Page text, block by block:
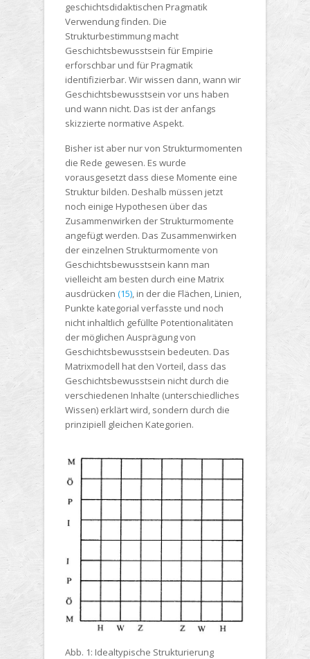
geschichtsdidaktischen Pragmatik
Verwendung finden. Die
Strukturbestimmung macht
Geschichtsbewusstsein für Empirie
erforschbar und für Pragmatik
identifizierbar. Wir wissen dann, wann wir
Geschichtsbewusstsein vor uns haben
und wann nicht. Das ist der anfangs
skizzierte normative Aspekt.
Bisher ist aber nur von Strukturmomenten
die Rede gewesen. Es wurde
vorausgesetzt dass diese Momente eine
Struktur bilden. Deshalb müssen jetzt
noch einige Hypothesen über das
Zusammenwirken der Strukturmomente
angefügt werden. Das Zusammenwirken
der einzelnen Strukturmomente von
Geschichtsbewusstsein kann man
vielleicht am besten durch eine Matrix
ausdrücken (15), in der die Flächen, Linien,
Punkte kategorial verfasste und noch
nicht inhaltlich gefüllte Potentionalitäten
der möglichen Ausprägung von
Geschichtsbewusstsein bedeuten. Das
Matrixmodell hat den Vorteil, dass das
Geschichtsbewusstsein nicht durch die
verschiedenen Inhalte (unterschiedliches
Wissen) erklärt wird, sondern durch die
prinzipiell gleichen Kategorien.
Abb. 1: Idealtypische Strukturierung